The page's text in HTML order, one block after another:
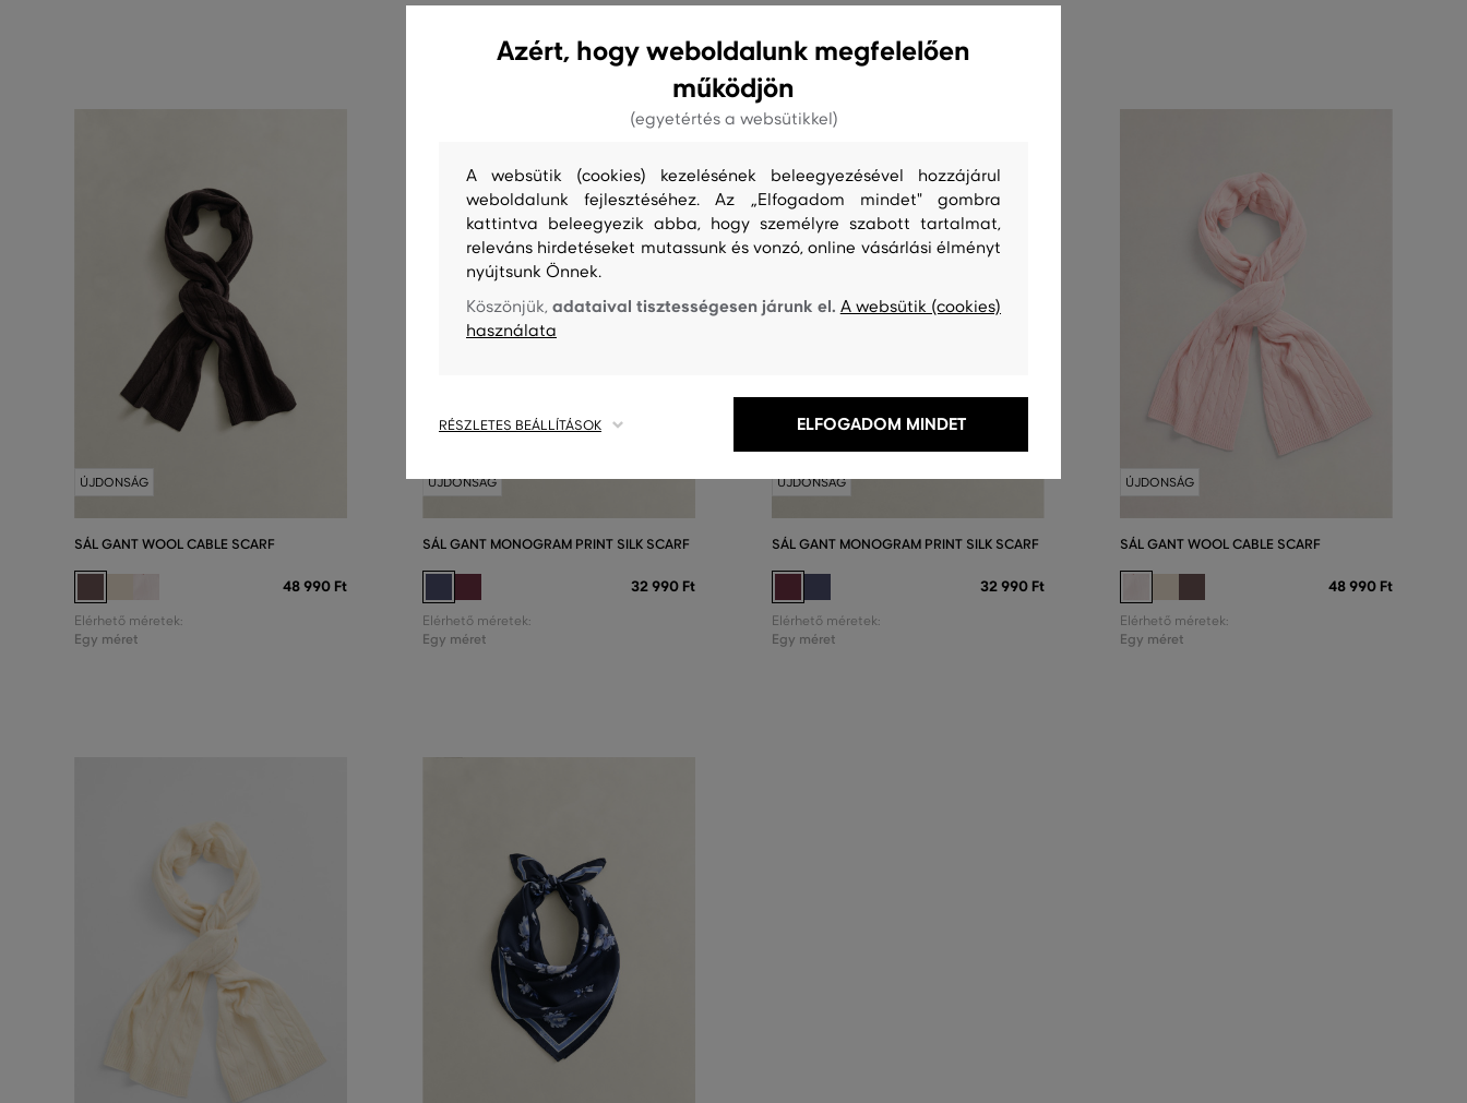
ÚJDONSÁG
SÁL GANT WOOL CABLE SCARF
48 990 Ft
Elérhető méretek:
Egy méret
ÚJDONSÁG
SÁL GANT MONOGRAM PRINT SILK SCARF
32 990 Ft
Elérhető méretek:
Egy méret
ÚJDONSÁG
SÁL GANT MONOGRAM PRINT SILK SCARF
32 990 Ft
Elérhető méretek:
Egy méret
ÚJDONSÁG
SÁL GANT WOOL CABLE SCARF
48 990 Ft
Elérhető méretek:
Egy méret
Azért, hogy weboldalunk megfelelően
működjön
(egyetértés a websütikkel)
A websütik (cookies) kezelésének beleegyezésével hozzájárul
weboldalunk fejlesztéséhez. Az „Elfogadom mindet" gombra
kattintva beleegyezik abba, hogy személyre szabott tartalmat,
releváns hirdetéseket mutassunk és vonzó, online vásárlási élményt
nyújtsunk Önnek.
Köszönjük,adataival tisztességesen járunk el. A websütik (cookies)
használata
RÉSZLETES BEÁLLÍTÁSOK ELFOGADOM MINDET